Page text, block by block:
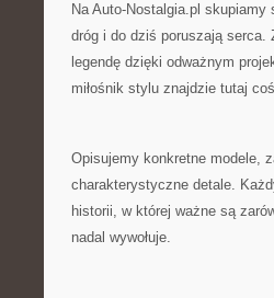
Na Auto-Nostalgia.pl
dróg i do dziś poruszają serca.
legendę dzięki odważnym
miłośnik stylu znajdzie tutaj
Opisujemy konkretne modele,
charakterystyczne detale.
historii, w której ważne są
nadal wywołuje.